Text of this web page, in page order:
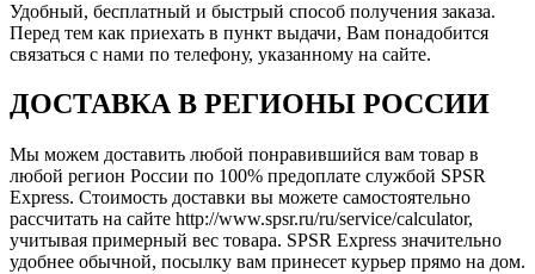
Удобный, бесплатный и быстрый способ получения заказа.
Перед тем как приехать в пункт выдачи, Вам понадобится
связаться с нами по телефону, указанному на сайте.
ДОСТАВКА В РЕГИОНЫ РОССИИ
Мы можем доставить любой понравившийся вам товар в
любой регион России по 100% предоплате службой SPSR
Express. Стоимость доставки вы можете самостоятельно
рассчитать на сайте http://www.spsr.ru/ru/service/calculator,
учитывая примерный вес товара. SPSR Express значительно
удобнее обычной, посылку вам принесет курьер прямо на дом.